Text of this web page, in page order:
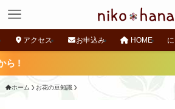
アクセス お申込み HOME
ホーム お花の豆知識